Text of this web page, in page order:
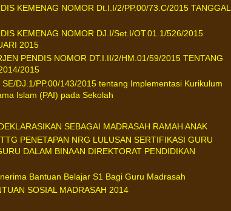
KEMENAG NOMOR Dt.I.I/2/PP.00/73.C/2015 TANGGAL
KEMENAG NOMOR DJ.I/Set.I/OT.01.1/526/2015
2015
PENDIS NOMOR DT.I.II/2/HM.01/59/2015 TENTANG
2015
DJ.1/PP.00/143/2015 tentang Implementasi Kurikulum
Islam (PAI) pada Sekolah
SEBAGAI MADRASAH RAMAH ANAK
PENETAPAN NRG LULUSAN SERTIFIKASI GURU
DALAM BINAAN DIREKTORAT PENDIDIKAN
Bantuan Belajar S1 Bagi Guru Madrasah
SOSIAL MADRASAH 2014